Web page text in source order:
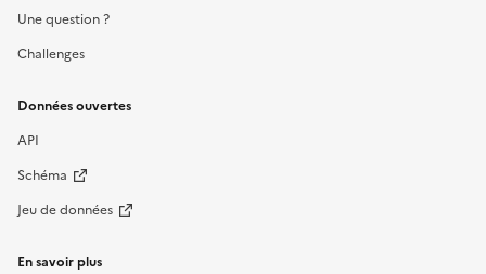
Une question ?
Challenges
Données ouvertes
API
Schéma
Jeu de données
En savoir plus